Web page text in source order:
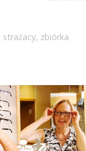
strażacy, zbiórka